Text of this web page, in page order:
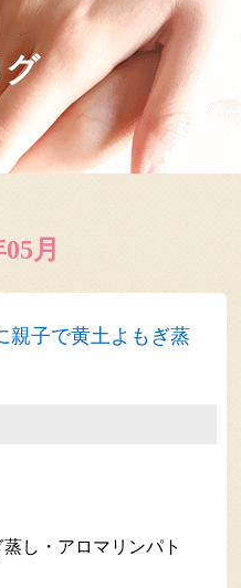
月
親子で黄土よもぎ蒸
し・アロマリンパト